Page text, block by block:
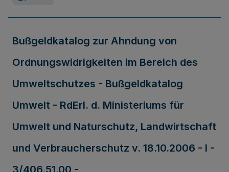
Bußgeldkatalog zur Ahndung von
Ordnungswidrigkeiten im Bereich des
Umweltschutzes - Bußgeldkatalog
Umwelt - RdErl. d. Ministeriums für
Umwelt und Naturschutz, Landwirtschaft
und Verbraucherschutz v. 18.10.2006 - I -
3/406.51.00 -